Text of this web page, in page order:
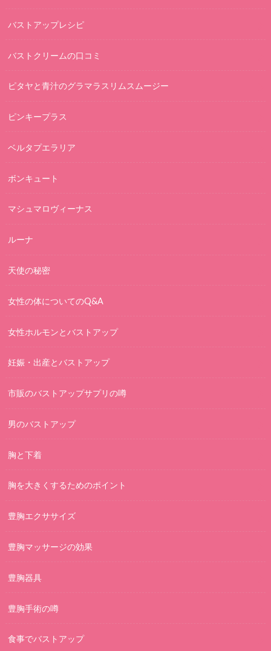
バストアップレシピ
バストクリームの口コミ
ピタヤと青汁のグラマラスリムスムージー
ピンキープラス
ベルタプエラリア
ボンキュート
マシュマロヴィーナス
ルーナ
天使の秘密
女性の体についてのQ&A
女性ホルモンとバストアップ
妊娠・出産とバストアップ
市販のバストアップサプリの噂
男のバストアップ
胸と下着
胸を大きくするためのポイント
豊胸エクササイズ
豊胸マッサージの効果
豊胸器具
豊胸手術の噂
食事でバストアップ